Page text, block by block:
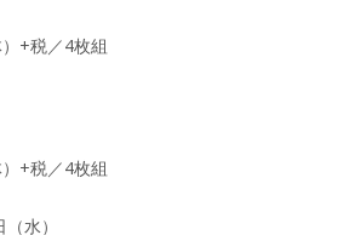
+税／4枚組
+税／4枚組
水）